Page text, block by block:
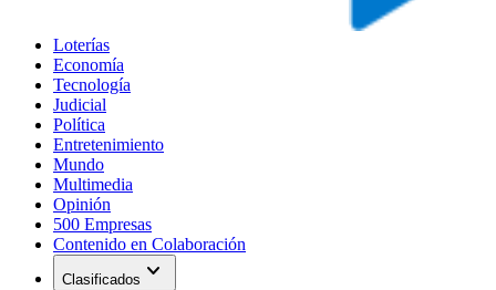
Loterías
Economía
Tecnología
Judicial
Política
Entretenimiento
Mundo
Multimedia
Opinión
500 Empresas
Contenido en Colaboración
Clasificados expand_more